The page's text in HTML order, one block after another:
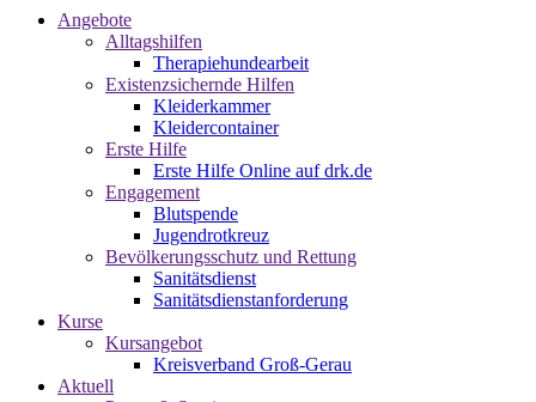
Angebote
Alltagshilfen
Therapiehundearbeit
Existenzsichernde Hilfen
Kleiderkammer
Kleidercontainer
Erste Hilfe
Erste Hilfe Online auf drk.de
Engagement
Blutspende
Jugendrotkreuz
Bevölkerungsschutz und Rettung
Sanitätsdienst
Sanitätsdienstanforderung
Kurse
Kursangebot
Kreisverband Groß-Gerau
Aktuell